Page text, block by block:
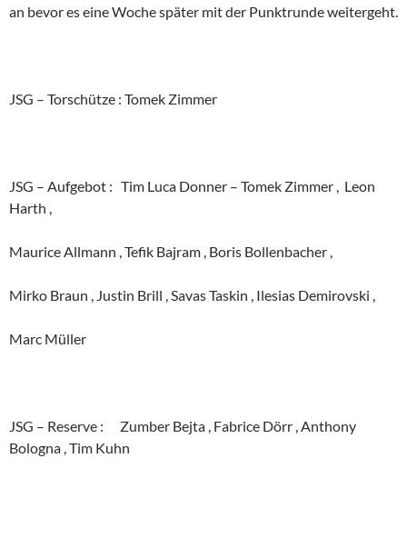
an bevor es eine Woche später mit der Punktrunde weitergeht.
JSG – Torschütze : Tomek Zimmer
JSG – Aufgebot : Tim Luca Donner – Tomek Zimmer , Leon
Harth ,
Maurice Allmann , Tefik Bajram , Boris Bollenbacher ,
Mirko Braun , Justin Brill , Savas Taskin , Ilesias Demirovski ,
Marc Müller
JSG – Reserve : Zumber Bejta , Fabrice Dörr , Anthony
Bologna , Tim Kuhn